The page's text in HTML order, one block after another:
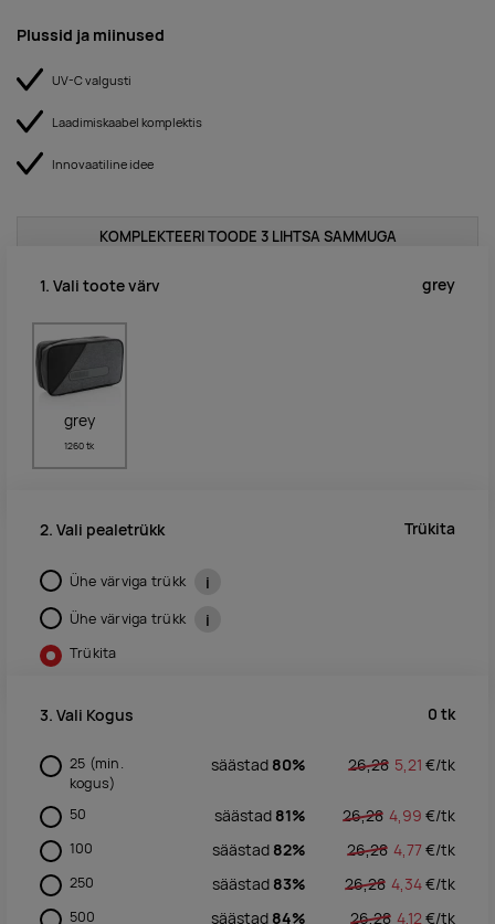
Plussid ja miinused
UV-C valgusti
Laadimiskaabel komplektis
Innovaatiline idee
KOMPLEKTEERI TOODE 3 LIHTSA SAMMUGA
1. Vali toote värv grey
grey
1260 tk
2. Vali pealetrükk Trükita
Ühe värviga trükk i
Ühe värviga trükk i
Trükita
3. Vali Kogus 0 tk
25 (min.
kogus)
säästad 80% 26,28 5,21 €/tk
50 säästad 81% 26,28 4,99 €/tk
100 säästad 82% 26,28 4,77€/tk
250 säästad 83% 26,28 4,34€/tk
500 säästad 84% 26,28 4,12€/tk